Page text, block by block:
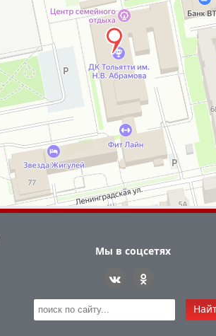
Мы в соцсетях